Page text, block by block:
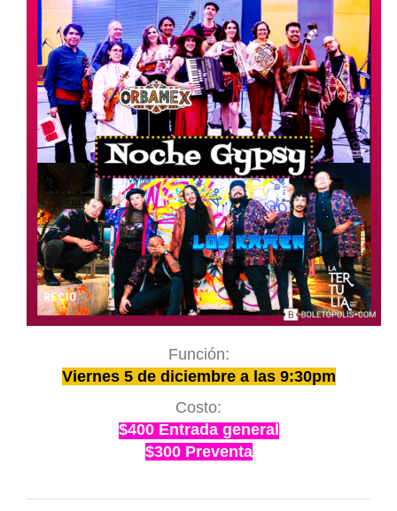
Función:
Viernes 5 de diciembre a las 9:30pm
Costo:
$400 Entrada general
$300 Preventa